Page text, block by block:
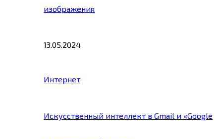
изображения
13.05.2024
Интернет
Искусственный интеллект в Gmail и «Google